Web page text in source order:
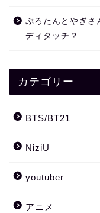
ぷろたんとやぎさ
ディタッチ？
カテゴリー
BTS/BT21
NiziU
youtuber
アニメ